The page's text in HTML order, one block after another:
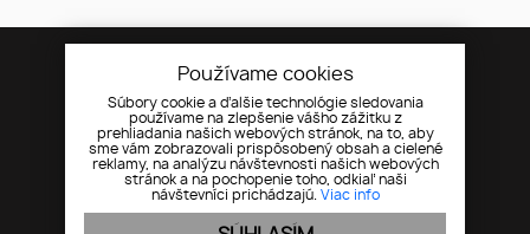
Úvod
O nás
Nehnuteľnosti
Cookies
Používame cookies
Súbory cookie a ďalšie technológie sledovania
používame na zlepšenie vášho zážitku z
prehliadania našich webových stránok, na to, aby
sme vám zobrazovali prispôsobený obsah a cielené
reklamy, na analýzu návštevnosti našich webových
stránok a na pochopenie toho, odkiaľ naši
návštevníci prichádzajú. Viac info